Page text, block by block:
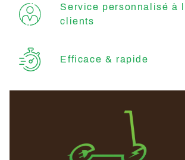
Service personnalisé à
clients
Efficace & rapide